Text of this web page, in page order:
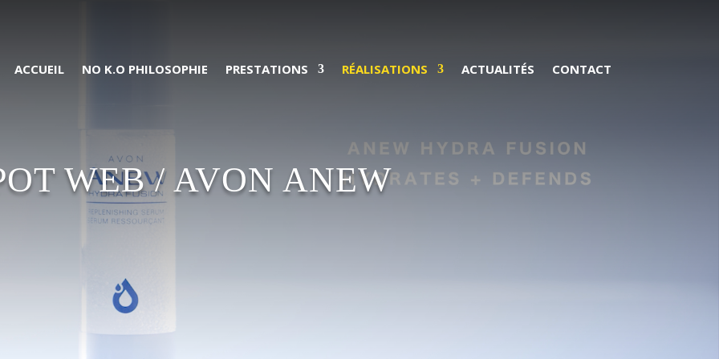
ACCUEIL NO K.O PHILOSOPHIE PRESTATIONS RÉALISATIONS ACTUALITÉS CONTACT
WEB / AVON ANEW